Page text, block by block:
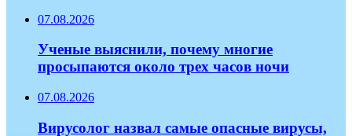
07.08.2026
Ученые выяснили, почему многие
просыпаются около трех часов ночи
07.08.2026
Вирусолог назвал самые опасные вирусы,